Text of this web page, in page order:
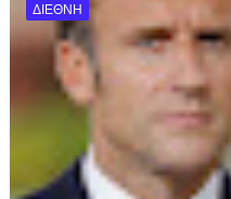
ΔΙΕΘΝΗ